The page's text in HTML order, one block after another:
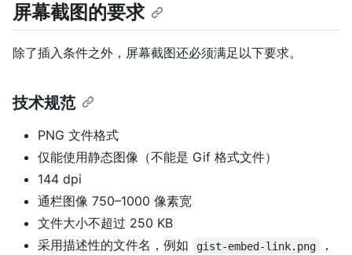
屏幕截图的要求
除了插入条件之外，屏幕截图还必须满足以下要求。
技术规范
PNG 文件格式
仅能使用静态图像（不能是 Gif 格式文件）
144 dpi
通栏图像 750–1000 像素宽
文件大小不超过 250 KB
采用描述性的文件名，例如
gist-embed-link.png
，